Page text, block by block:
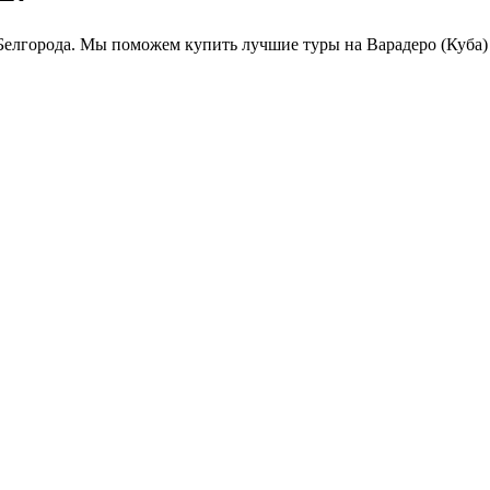
Мы поможем купить лучшие туры на Варадеро